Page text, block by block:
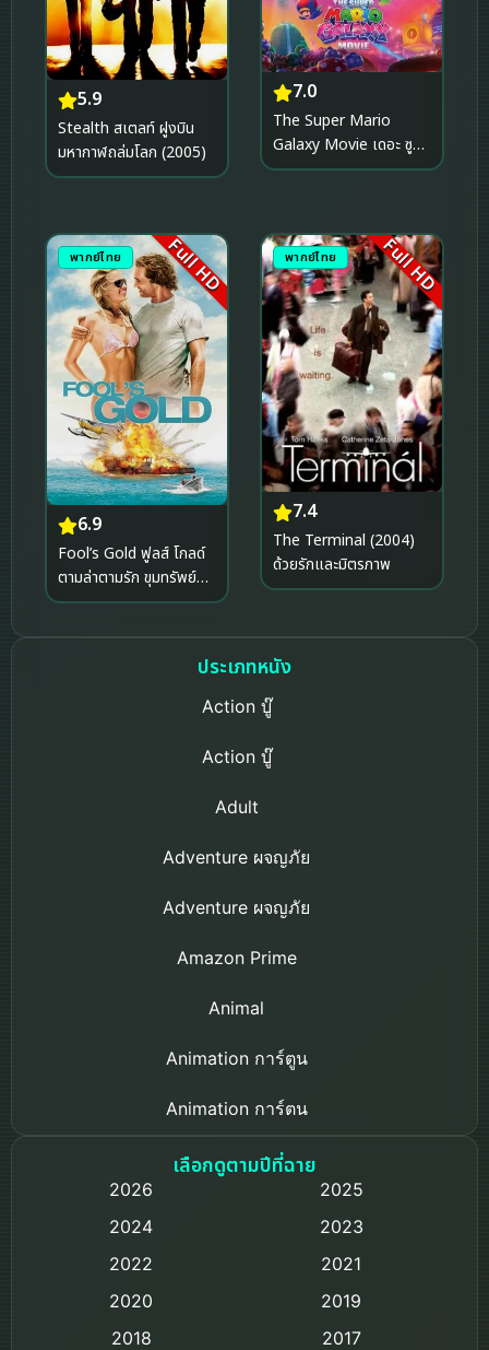
5.9
Stealth สเตลท์ ฝูงบิน
มหากาฬถล่มโลก (2005)
7.0
The Super Mario
Galaxy Movie เดอะ ซู
เปอร์ มาริโอ กาแล็คซี่ มูฟวี่
พากย์ไทย Full HD
6.9
Fool’s Gold ฟูลส์ โกลด์
ตามล่าตามรัก ขุมทรัพย์
มหาภัย (2008)
พากย์ไทย Full HD
7.4
The Terminal (2004)
ด้วยรักและมิตรภาพ
ประเภทหนัง
Action บู๊
Action บู๊
Adult
Adventure ผจญภัย
Adventure ผจญภัย
Amazon Prime
Animal
Animation การ์ตูน
Animation การ์ตูน
Based on a True Story เรื่องจริง
เลือกดูตามปีที่ฉาย
2026
2025
2024
2023
2022
2021
2020
2019
2018
2017